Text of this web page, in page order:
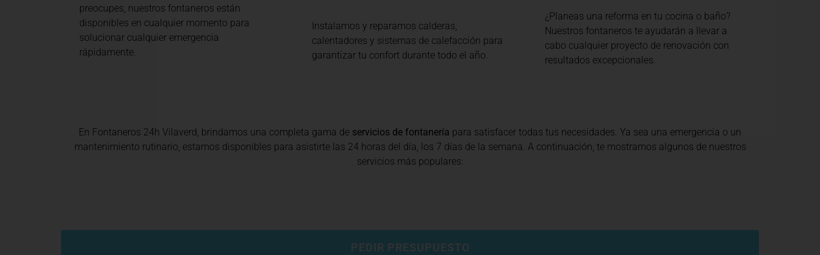
preocupes, nuestros fontaneros están
disponibles en cualquier momento para
solucionar cualquier emergencia
rápidamente.
Instalamos y reparamos calderas,
calentadores y sistemas de calefacción para
garantizar tu confort durante todo el año.
¿Planeas una reforma en tu cocina o baño?
Nuestros fontaneros te ayudarán a llevar a
cabo cualquier proyecto de renovación con
resultados excepcionales.
En Fontaneros 24h Vilaverd, brindamos una completa gama de servicios de fontanería para satisfacer todas tus necesidades. Ya sea una emergencia o un
mantenimiento rutinario, estamos disponibles para asistirte las 24 horas del día, los 7 días de la semana. A continuación, te mostramos algunos de nuestros
servicios más populares:
PEDIR PRESUPUESTO